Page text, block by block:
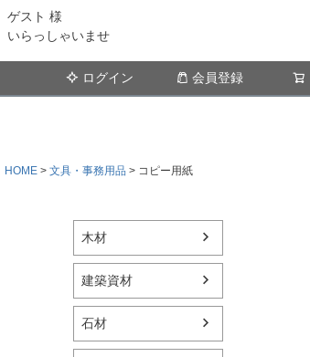
ゲスト 様
いらっしゃいませ
ログイン 会員登録
HOME 文具・事務用品 コピー用紙
木材
建築資材
石材